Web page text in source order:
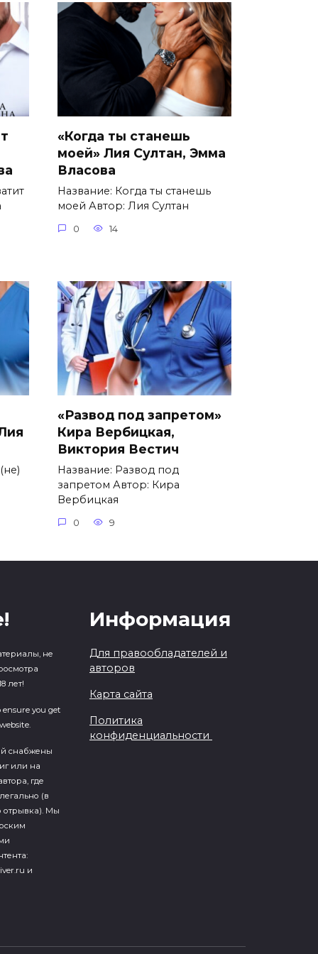
«Когда ты станешь
моей» Лия Султан, Эмма
Власова
Название: Когда ты станешь
моей Автор: Лия Султан
0 14
«Развод под запретом»
Кира Вербицкая,
Виктория Вестич
Название: Развод под
запретом Автор: Кира
Вербицкая
0 9
не
лет!
ensure you get
cнабжены
или на
где
(в
отрывка). Мы
и
Информация
Для правообладателей и
авторов
Карта сайта
Политика
конфиденциальности